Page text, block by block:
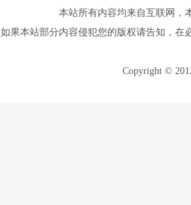
本站所有内容均来自互联网，
如果本站部分内容侵犯您的版权请告知，在
Copyright ©